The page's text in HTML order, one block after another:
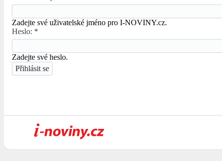
Zadejte své uživatelské jméno pro I-NOVINY.cz.
Heslo: *
Zadejte své heslo.